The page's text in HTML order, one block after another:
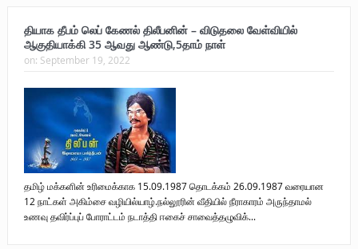
தியாக தீபம் லெப் கேணல் திலீபனின் – விடுதலை வேள்வியில்
ஆகுதியாக்கி 35 ஆவது ஆண்டு,5தாம் நாள்
on: September 19, 2022
தமிழ் மக்களின் உரிமைக்காக 15.09.1987 தொடக்கம் 26.09.1987 வரையான
12 நாட்கள் அகிம்சை வழியில்யாழ்.நல்லூரின் வீதியில் நீராகாரம் அருந்தாமல்
உணவு தவிர்ப்புப் போராட்டம் நடாத்தி ஈகைச் சாவைத்தழுவிக்...